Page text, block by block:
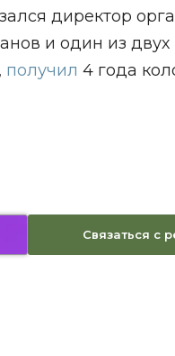
директор
и один из
получил 4 года
Связаться с